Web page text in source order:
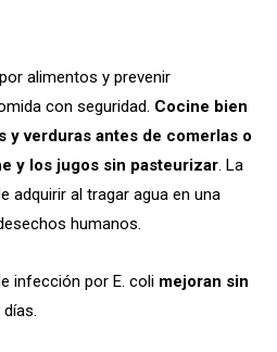
alimentos y prevenir
con seguridad. Cocine bien
y verduras antes de comerlas o
y los jugos sin pasteurizar. La
adquirir al tragar agua en una
humanos.
infección por E. coli mejoran sin